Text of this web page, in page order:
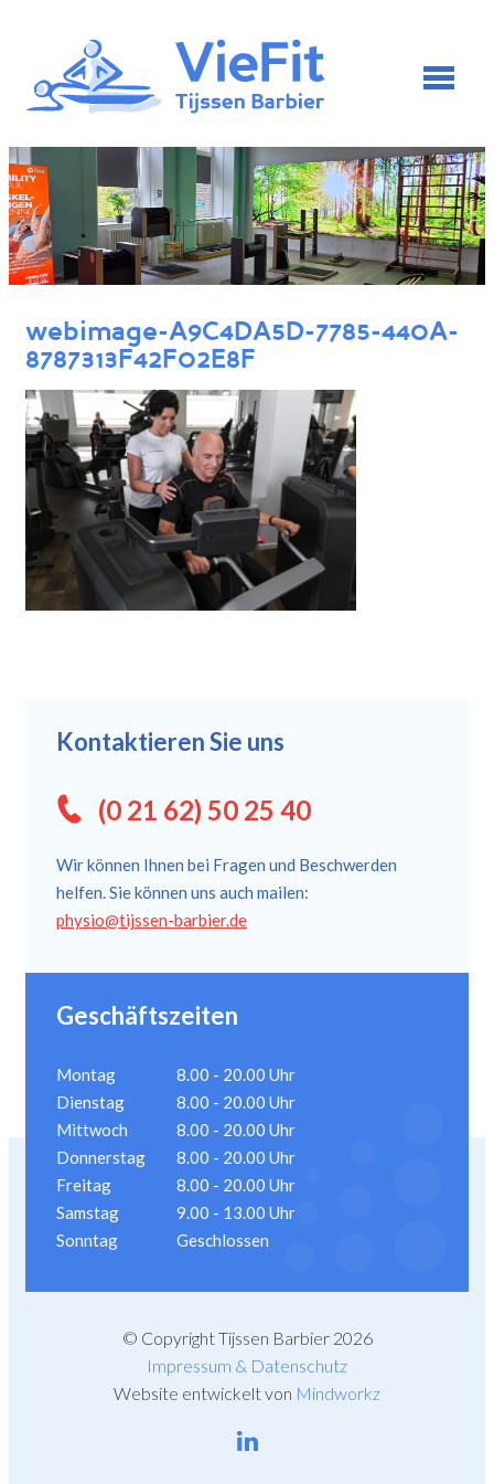
webimage-A9C4DA5D-7785-440A-
8787313F42F02E8F
Kontaktieren Sie uns
(0 21 62) 50 25 40
Wir können Ihnen bei Fragen und Beschwerden
helfen. Sie können uns auch mailen:
physio@tijssen-barbier.de
Geschäftszeiten
Montag
8.00 - 20.00 Uhr
Dienstag
8.00 - 20.00 Uhr
Mittwoch
8.00 - 20.00 Uhr
Donnerstag
8.00 - 20.00 Uhr
Freitag
8.00 - 20.00 Uhr
Samstag
9.00 - 13.00 Uhr
Sonntag
Geschlossen
© Copyright Tijssen Barbier 2026
Impressum & Datenschutz
Website entwickelt von Mindworkz